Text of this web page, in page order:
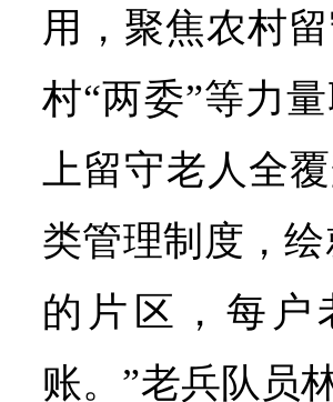
用，聚焦农村
村“两委”等力
上留守老人全
类管理制度，
的片区，每户
账。”老兵队员